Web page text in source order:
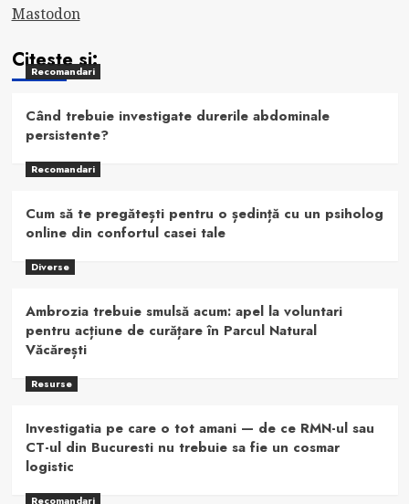
Mastodon
Citeste si:
Recomandari
Când trebuie investigate durerile abdominale
persistente?
Recomandari
Cum să te pregătești pentru o ședință cu un psiholog
online din confortul casei tale
Diverse
Ambrozia trebuie smulsă acum: apel la voluntari
pentru acțiune de curățare în Parcul Natural
Văcărești
Resurse
Investigatia pe care o tot amani — de ce RMN-ul sau
CT-ul din Bucuresti nu trebuie sa fie un cosmar
logistic
Recomandari